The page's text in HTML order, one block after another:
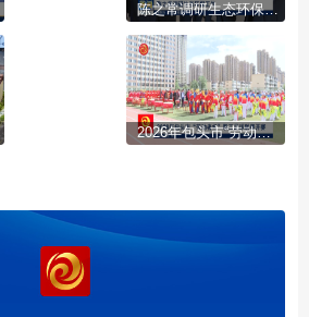
陈之常调研生态环保工作
2026年包头市“劳动者杯”职工足球联赛开赛